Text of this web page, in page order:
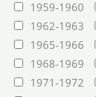
1959-1960
1962-1963
1965-1966
1968-1969
1971-1972